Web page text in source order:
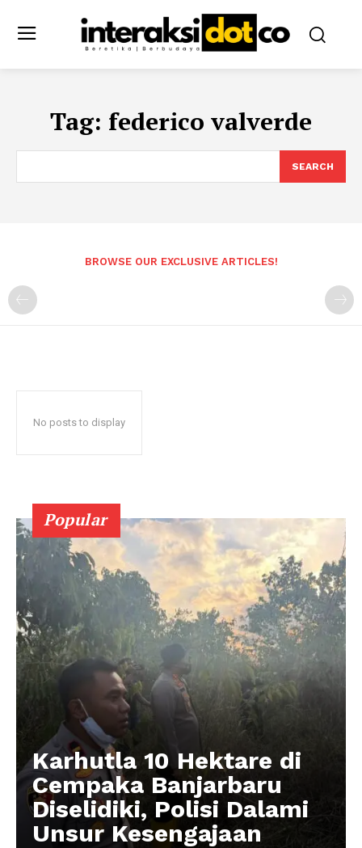
Tag: federico valverde
SEARCH
BROWSE OUR EXCLUSIVE ARTICLES!
No posts to display
Popular
Karhutla 10 Hektare di
Cempaka Banjarbaru
Diselidiki, Polisi Dalami
Unsur Kesengajaan